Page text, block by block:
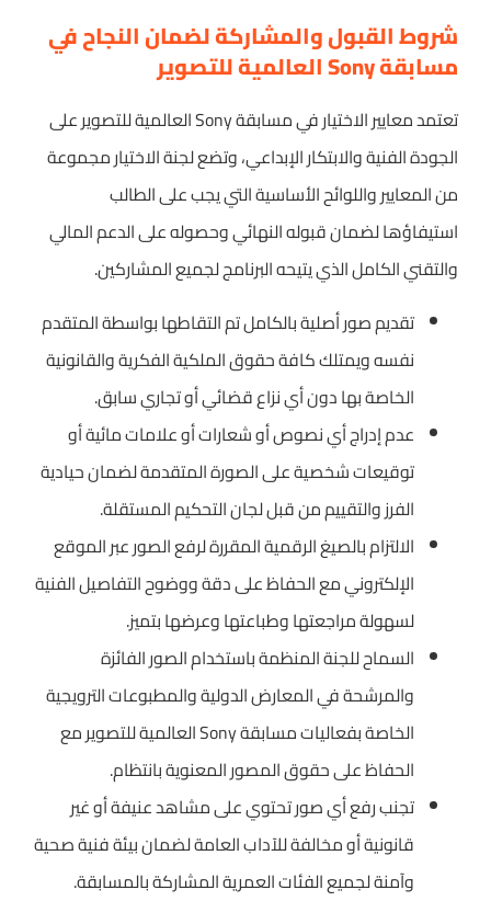
شروط القبول والمشاركة لضمان النجاح في
مسابقة Sony العالمية للتصوير
تعتمد معايير الاختيار في مسابقة Sony العالمية للتصوير على
الجودة الفنية والابتكار الإبداعي، وتضع لجنة الاختيار مجموعة
من المعايير واللوائح الأساسية التي يجب على الطالب
استيفاؤها لضمان قبوله النهائي وحصوله على الدعم المالي
والتقني الكامل الذي يتيحه البرنامج لجميع المشاركين.
تقديم صور أصلية بالكامل تم التقاطها بواسطة المتقدم
نفسه ويمتلك كافة حقوق الملكية الفكرية والقانونية
الخاصة بها دون أي نزاع قضائي أو تجاري سابق.
عدم إدراج أي نصوص أو شعارات أو علامات مائية أو
توقيعات شخصية على الصورة المتقدمة لضمان حيادية
الفرز والتقييم من قبل لجان التحكيم المستقلة.
الالتزام بالصيغ الرقمية المقررة لرفع الصور عبر الموقع
الإلكتروني مع الحفاظ على دقة ووضوح التفاصيل الفنية
لسهولة مراجعتها وطباعتها وعرضها بتميز.
السماح للجنة المنظمة باستخدام الصور الفائزة
والمرشحة في المعارض الدولية والمطبوعات الترويجية
الخاصة بفعاليات مسابقة Sony العالمية للتصوير مع
الحفاظ على حقوق المصور المعنوية بانتظام.
تجنب رفع أي صور تحتوي على مشاهد عنيفة أو غير
قانونية أو مخالفة للآداب العامة لضمان بيئة فنية صحية
وآمنة لجميع الفئات العمرية المشاركة بالمسابقة.